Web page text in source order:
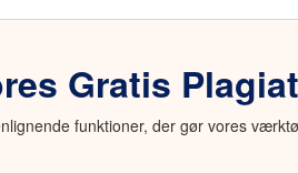
Gratis
funktioner, der gør vores